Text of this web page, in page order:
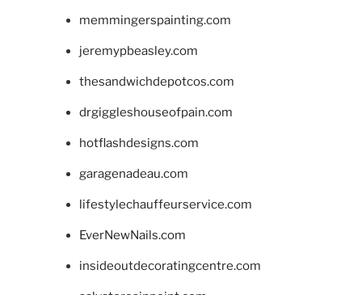
memmingerspainting.com
jeremypbeasley.com
thesandwichdepotcos.com
drgiggleshouseofpain.com
hotflashdesigns.com
garagenadeau.com
lifestylechauffeurservice.com
EverNewNails.com
insideoutdecoratingcentre.com